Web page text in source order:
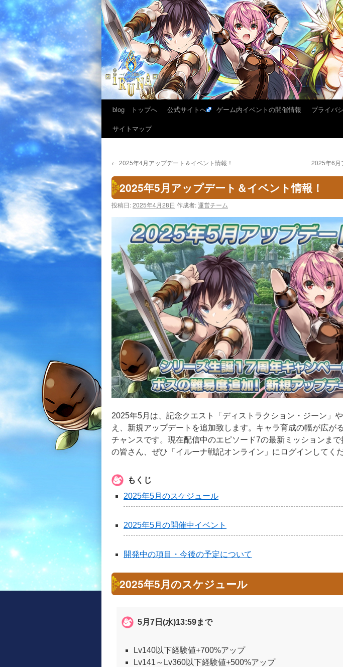
blog トップへ 公式サイトへ ゲーム内イベントの開催情報 プライバ
サイトマップ
← 2025年4月アップデート＆イベント情報！ 2025年6月
2025年5月アップデート＆イベント情報！
投稿日:2025年4月28日 作成者:運営チーム
2025年5月は、記念クエスト「ディストラクション・ジーン」
え、新規アップデートを追加致します。キャラ育成の幅が広が
チャンスです。現在配信中のエピソード7の最新ミッションま
の皆さん、ぜひ「イルーナ戦記オンライン」にログインしてくだ
もくじ
2025年5月のスケジュール
2025年5月の開催中イベント
開発中の項目・今後の予定について
2025年5月のスケジュール
5月7日(水)13:59まで
Lv140以下経験値+700%アップ
Lv141～Lv360以下経験値+500%アップ